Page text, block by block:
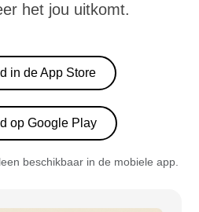
het jou uitkomt.
in de App Store
op Google Play
beschikbaar in de mobiele app.